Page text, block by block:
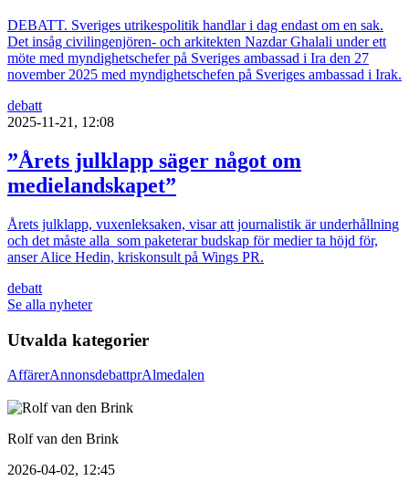
DEBATT. Sveriges utrikespolitik handlar i dag endast om en sak.
Det insåg civilingenjören- och arkitekten Nazdar Ghalali under ett
möte med myndighetschefer på Sveriges ambassad i Ira den 27
november 2025 med myndighetschefen på Sveriges ambassad i Irak.
debatt
2025-11-21, 12:08
”Årets julklapp säger något om
medielandskapet”
Årets julklapp, vuxenleksaken, visar att journalistik är underhållning
och det måste alla som paketerar budskap för medier ta höjd för,
anser Alice Hedin, kriskonsult på Wings PR.
debatt
Se alla nyheter
Utvalda kategorier
AffärerAnnonsdebattprAlmedalen
Rolf van den Brink
2026-04-02, 12:45